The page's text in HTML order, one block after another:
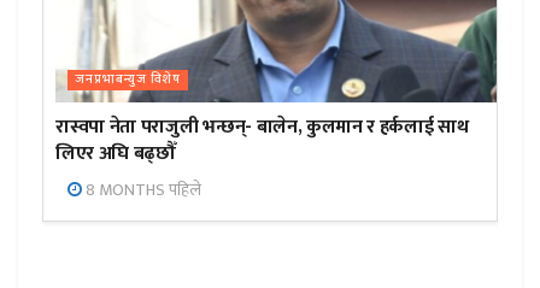
जनप्रभाबन्युज विशेष
रास्वपा नेता पराजुली भन्छन्- बालेन, कुलमान र हर्कलाई साथ
लिएर अघि बढ्छौँ
8 MONTHS पहिले